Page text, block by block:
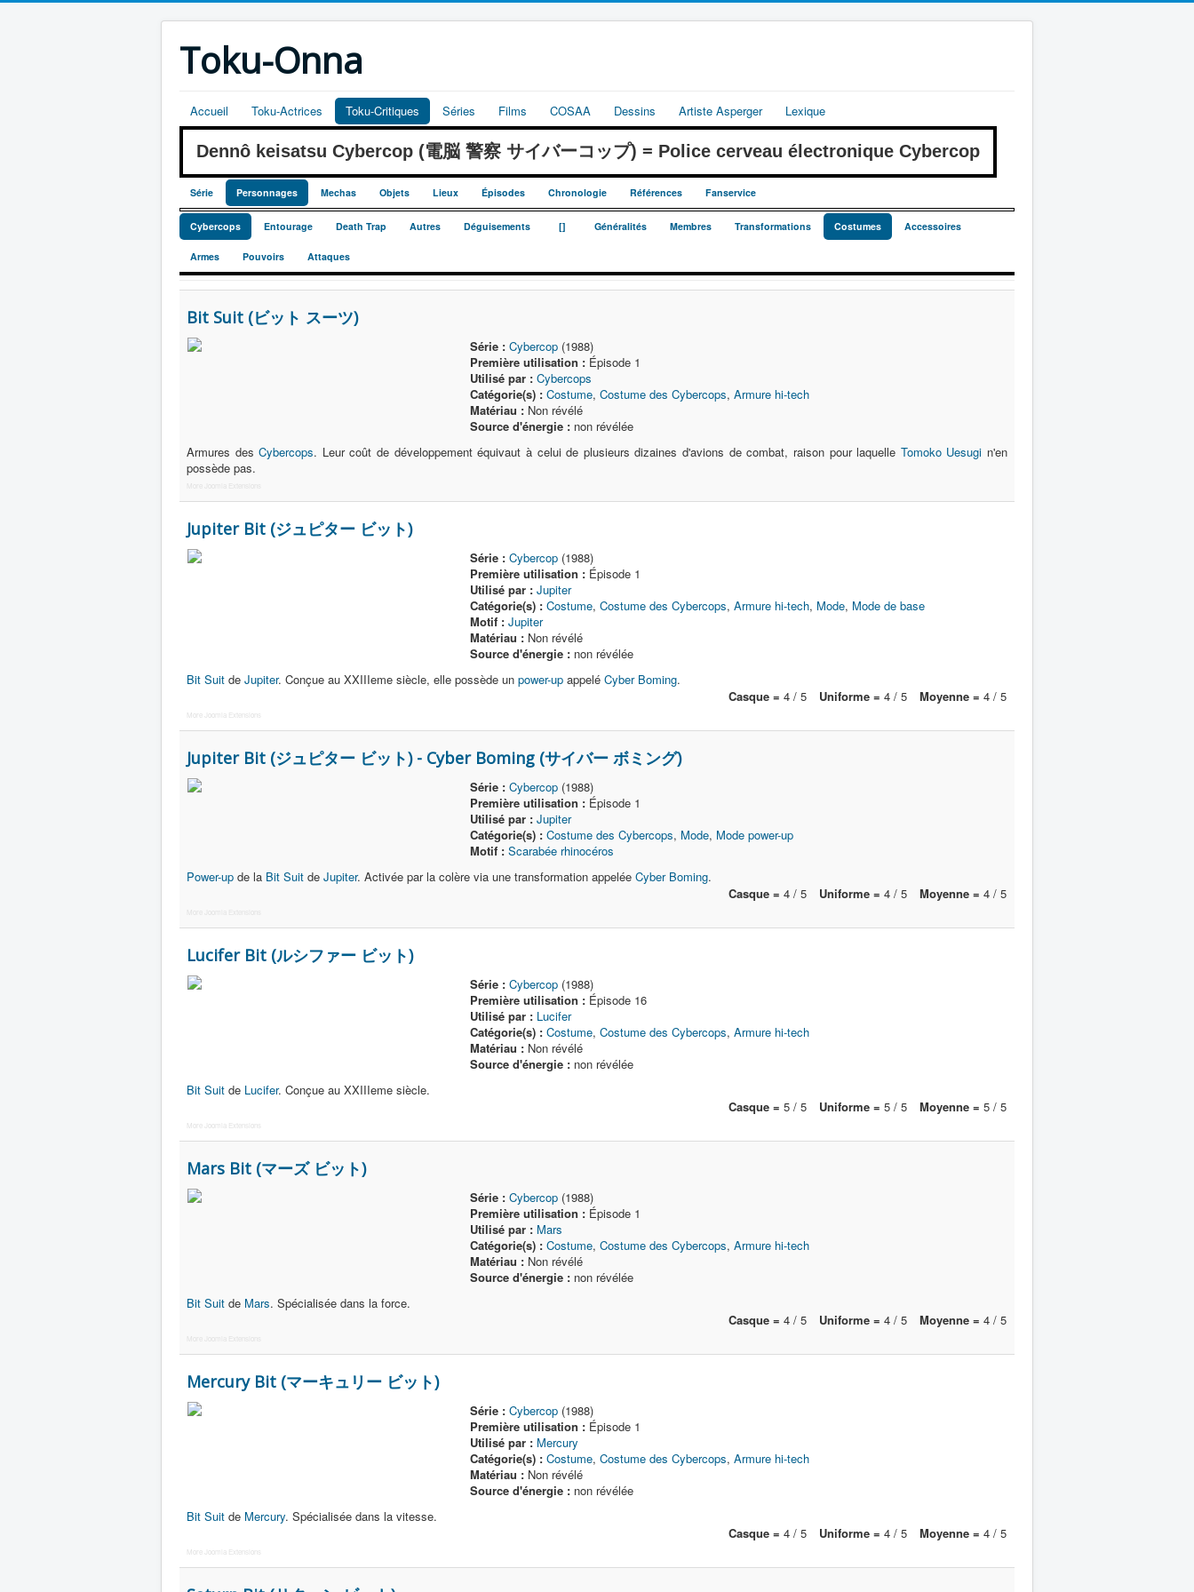
Toku-Onna
Accueil Toku-Actrices Toku-Critiques Séries Films COSAA Dessins Artiste Asperger Lexique
Dennô keisatsu Cybercop (電脳 警察 サイバーコップ) = Police cerveau électronique Cybercop
Série Personnages Mechas Objets Lieux Épisodes Chronologie Références Fanservice
Cybercops Entourage Death Trap Autres Déguisements [] Généralités Membres Transformations Costumes Accessoires
Armes Pouvoirs Attaques
Bit Suit (ビット スーツ)
Série : Cybercop (1988)
Première utilisation : Épisode 1
Utilisé par : Cybercops
Catégorie(s) : Costume,Costume des Cybercops,Armure hi-tech
Matériau : Non révélé
Source d'énergie : non révélée
Armures desCybercops. Leur coût de développement équivaut à celui de plusieurs dizaines d'avions de combat, raison pour laquelle Tomoko Uesugi n'en
possède pas.
More Joomla Extensions
Jupiter Bit (ジュピター ビット)
Série : Cybercop (1988)
Première utilisation : Épisode 1
Utilisé par : Jupiter
Catégorie(s) : Costume,Costume des Cybercops,Armure hi-tech, Mode, Mode de base
Motif : Jupiter
Matériau : Non révélé
Source d'énergie : non révélée
Bit Suit de Jupiter. Conçue au XXIIIeme siècle, elle possède un power-up appelé Cyber Boming.
Casque = 4 / 5 Uniforme = 4 / 5 Moyenne = 4 / 5
More Joomla Extensions
Jupiter Bit (ジュピター ビット) - Cyber Boming (サイバー ボミング)
Série : Cybercop (1988)
Première utilisation : Épisode 1
Utilisé par : Jupiter
Catégorie(s) : Costume des Cybercops, Mode, Mode power-up
Motif : Scarabée rhinocéros
Power-up de la Bit Suit de Jupiter. Activée par la colère via une transformation appelée Cyber Boming.
Casque = 4 / 5 Uniforme = 4 / 5 Moyenne = 4 / 5
More Joomla Extensions
Lucifer Bit (ルシファー ビット)
Série : Cybercop (1988)
Première utilisation : Épisode 16
Utilisé par : Lucifer
Catégorie(s) : Costume,Costume des Cybercops,Armure hi-tech
Matériau : Non révélé
Source d'énergie : non révélée
Bit Suit de Lucifer. Conçue au XXIIIeme siècle.
Casque = 5 / 5 Uniforme = 5 / 5 Moyenne = 5 / 5
More Joomla Extensions
Mars Bit (マーズ ビット)
Série : Cybercop (1988)
Première utilisation : Épisode 1
Utilisé par : Mars
Catégorie(s) : Costume,Costume des Cybercops,Armure hi-tech
Matériau : Non révélé
Source d'énergie : non révélée
Bit Suit de Mars. Spécialisée dans la force.
Casque = 4 / 5 Uniforme = 4 / 5 Moyenne = 4 / 5
More Joomla Extensions
Mercury Bit (マーキュリー ビット)
Série : Cybercop (1988)
Première utilisation : Épisode 1
Utilisé par : Mercury
Catégorie(s) : Costume,Costume des Cybercops,Armure hi-tech
Matériau : Non révélé
Source d'énergie : non révélée
Bit Suit de Mercury. Spécialisée dans la vitesse.
Casque = 4 / 5 Uniforme = 4 / 5 Moyenne = 4 / 5
More Joomla Extensions